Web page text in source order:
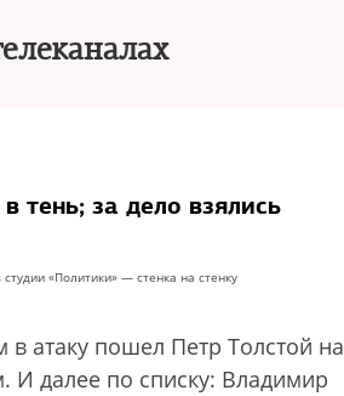
тень; за дело взялись
«Политики» — стенка на стенку
атаку пошел Петр Толстой на
И далее по списку: Владимир